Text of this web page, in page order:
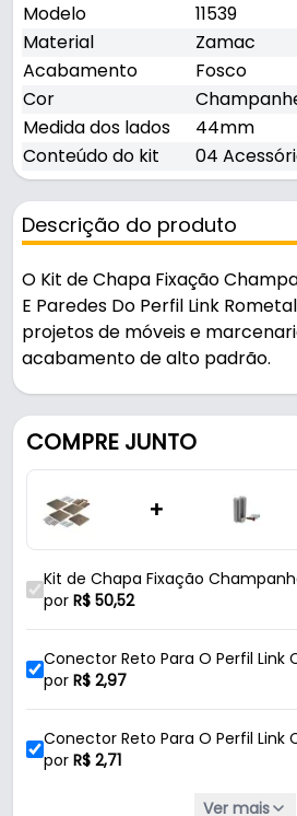
Modelo
11539
Material
Zamac
Acabamento
Fosco
Cor
Medida dos lados
44mm
Conteúdo do kit
04
Descrição do produto
O Kit de Chapa Fixação
E Paredes Do Perfil Link
projetos de móveis e
acabamento de alto padrão.
Fabricado em Zamac com
resistente e durável no uso diário.
- Marca: Rometal
- Modelo: 11539
- Material: Zamac
- Acabamento: Fosco
- Medida dos lados: 44mm
- Conteúdo do kit: 04 Acessórios
- 04 Acessórios Para Fixação
COMPRE JUNTO
+
Kit de Chapa Fixação
Paredes Do Perfil Link Rometal
por R$ 50,52
Conector Reto Para O Perfil Link
Champanhe Rometal
por R$ 2,97
Conector Reto Para O Perfil Link
Preto Rometal
por R$ 2,71
Ver mais